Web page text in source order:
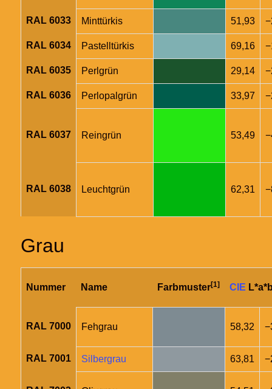
RAL 6033 Minttürkis 51,93
RAL 6034 Pastelltürkis 69,16
RAL 6035 Perlgrün 29,14
RAL 6036 Perlopalgrün 33,97
RAL 6037 Reingrün 53,49
RAL 6038 Leuchtgrün 62,31
Grau
Nummer Name Farbmuster[1] CIE
RAL 7000 Fehgrau 58,32
RAL 7001 Silbergrau 63,81